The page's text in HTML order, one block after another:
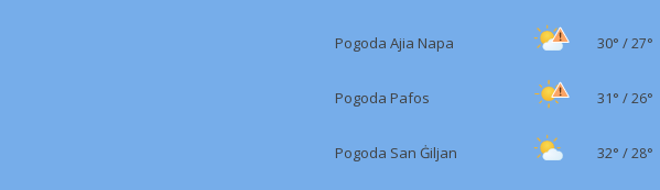
Pogoda Ajia Napa 30° /27°
Pogoda Pafos 31° /26°
Pogoda San Ġiljan 32° /28°